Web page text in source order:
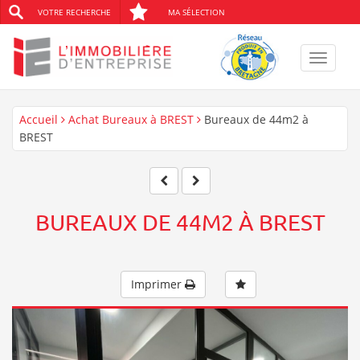
VOTRE RECHERCHE MA SÉLECTION
Toggle
Accueil Achat Bureaux à BREST
Bureaux de 44m2 à
BREST
BUREAUX DE 44M2 À BREST
Imprimer